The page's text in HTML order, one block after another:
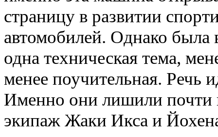
страницу в развитии
автомобилей. Однако была
одна техническая тема,
менее поучительная. Речь
Именно они лишили почти
экипаж Жаки Икса и